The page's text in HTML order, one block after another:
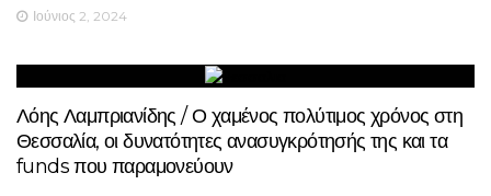
Ιούνιος 2, 2024
Λόης Λαμπριανίδης / Ο χαμένος πολύτιμος χρόνος στη
Θεσσαλία, οι δυνατότητες ανασυγκρότησής της και τα
funds που παραμονεύουν